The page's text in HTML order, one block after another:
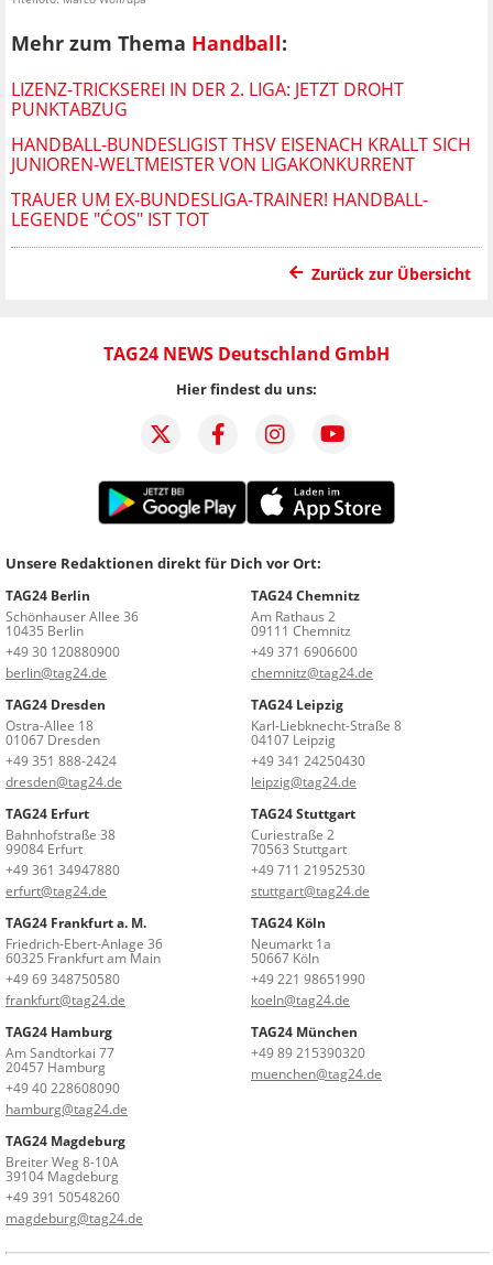
Mehr zum Thema Handball:
LIZENZ-TRICKSEREI IN DER 2. LIGA: JETZT DROHT
PUNKTABZUG
HANDBALL-BUNDESLIGIST THSV EISENACH KRALLT SICH
JUNIOREN-WELTMEISTER VON LIGAKONKURRENT
TRAUER UM EX-BUNDESLIGA-TRAINER! HANDBALL-
LEGENDE "ĆOS" IST TOT
Zurück zur Übersicht
TAG24 NEWS Deutschland GmbH
Hier findest du uns:
Unsere Redaktionen direkt für Dich vor Ort:
TAG24 Berlin
Schönhauser Allee 36
10435 Berlin
+49 30 120880900
berlin@tag24.de
TAG24 Chemnitz
Am Rathaus 2
09111 Chemnitz
+49 371 6906600
chemnitz@tag24.de
TAG24 Dresden
Ostra-Allee 18
01067 Dresden
+49 351 888-2424
dresden@tag24.de
TAG24 Leipzig
Karl-Liebknecht-Straße 8
04107 Leipzig
+49 341 24250430
leipzig@tag24.de
TAG24 Erfurt
Bahnhofstraße 38
99084 Erfurt
+49 361 34947880
erfurt@tag24.de
TAG24 Stuttgart
Curiestraße 2
70563 Stuttgart
+49 711 21952530
stuttgart@tag24.de
TAG24 Frankfurt a. M.
Friedrich-Ebert-Anlage 36
60325 Frankfurt am Main
+49 69 348750580
frankfurt@tag24.de
TAG24 Köln
Neumarkt 1a
50667 Köln
+49 221 98651990
koeln@tag24.de
TAG24 Hamburg
Am Sandtorkai 77
20457 Hamburg
+49 40 228608090
hamburg@tag24.de
TAG24 München
+49 89 215390320
muenchen@tag24.de
TAG24 Magdeburg
Breiter Weg 8-10A
39104 Magdeburg
+49 391 50548260
magdeburg@tag24.de